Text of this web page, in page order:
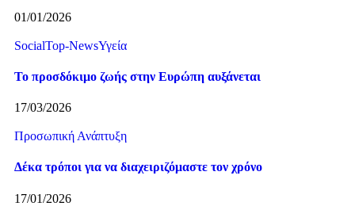
01/01/2026
SocialTop-NewsΥγεία
Το προσδόκιμο ζωής στην Ευρώπη αυξάνεται
17/03/2026
Προσωπική Ανάπτυξη
Δέκα τρόποι για να διαχειριζόμαστε τον χρόνο
17/01/2026